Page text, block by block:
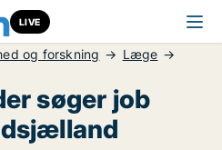
LIVE
og forskning
Læge
søger job